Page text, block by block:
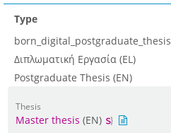
Type
born_digital_postgraduate_thesis
Διπλωματική Εργασία (EL)
Postgraduate Thesis (EN)
Thesis
Master thesis (EN)